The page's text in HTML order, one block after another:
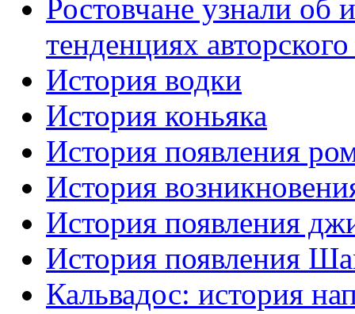
Ростовчане узнали об
тенденциях
История водки
История коньяка
История появления
История
История появления
История появления
Кальвадос: история